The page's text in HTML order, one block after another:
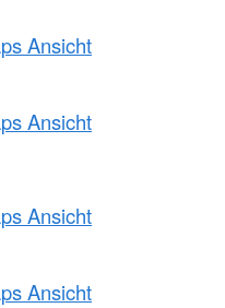
Ansicht
Ansicht
Ansicht
Ansicht